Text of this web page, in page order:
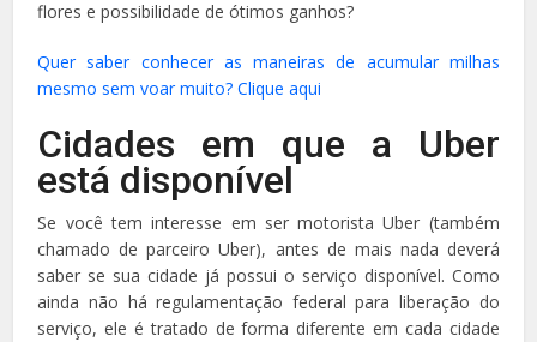
flores e possibilidade de ótimos ganhos?
Quer saber conhecer as maneiras de acumular milhas
mesmo sem voar muito? Clique aqui
Cidades em que a Uber
está disponível
Se você tem interesse em ser motorista Uber (também
chamado de parceiro Uber), antes de mais nada deverá
saber se sua cidade já possui o serviço disponível. Como
ainda não há regulamentação federal para liberação do
serviço, ele é tratado de forma diferente em cada cidade